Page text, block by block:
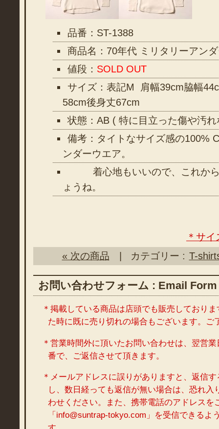
品番：ST-1388
商品名：70年代 ミリタリーアン
値段： SOLD OUT
サイズ：表記M 肩幅39cm脇幅
58cm後身丈67cm
状態：AB ( 特に目立った傷や汚
備考：タイトなサイズ感の100%
ンダーウエア。
着心地もいいので、これから
ょうね。
＊サ
« 次の商品
| カテゴリー : T-
お問い合わせフォーム : Email Form
＊掲載している商品は店頭でも販売しており
た時に既に売り切れの場合もございます。ご
＊営業時間外に頂いたお問い合わせは、翌営
番で、ご返信させて頂きます。
＊メールアドレスに誤りがありますと、返信
し、数日経っても返信が無い場合は、恐れ入
わせください。また、携帯電話のアドレスを
「info@suntrap-tokyo.com」を受信できるよ